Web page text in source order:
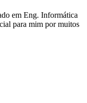
em Eng. Informática
para mim por muitos